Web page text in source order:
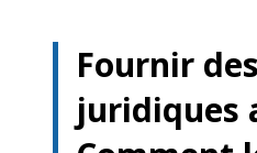
Fournir
juridiques